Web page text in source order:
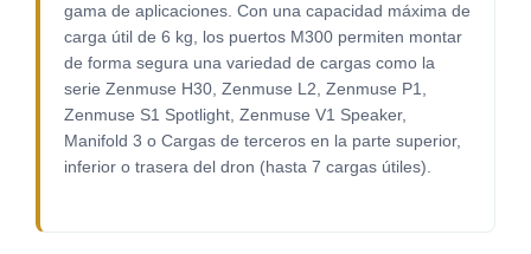
gama de aplicaciones. Con una capacidad máxima de
carga útil de 6 kg, los puertos M300 permiten montar
de forma segura una variedad de cargas como la
serie Zenmuse H30, Zenmuse L2, Zenmuse P1,
Zenmuse S1 Spotlight, Zenmuse V1 Speaker,
Manifold 3 o Cargas de terceros en la parte superior,
inferior o trasera del dron (hasta 7 cargas útiles).